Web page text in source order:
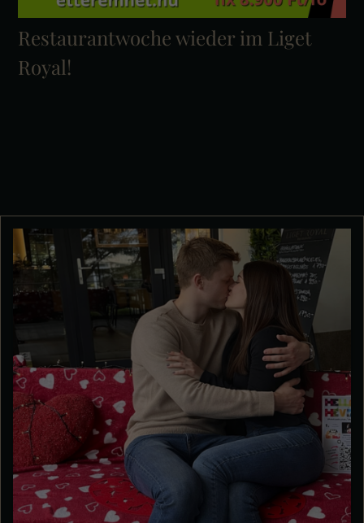
Restaurantwoche wieder im Liget
Royal!